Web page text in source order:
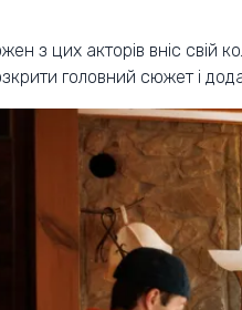
з цих акторів вніс свій
головний сюжет і